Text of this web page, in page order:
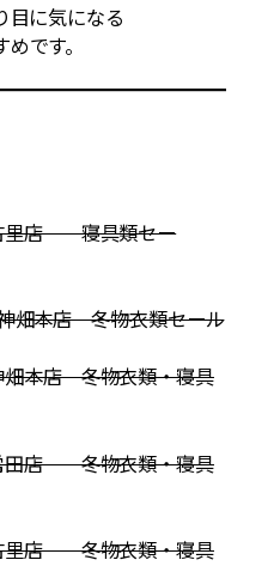
目に気になる
です。
里店 寝具類セー
畑本店 冬物衣類セール
本店 冬物衣類・寝具
田店 冬物衣類・寝具
里店 冬物衣類・寝具